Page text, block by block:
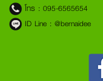
โทร : 095-6565654
ID Line : @bernaidee